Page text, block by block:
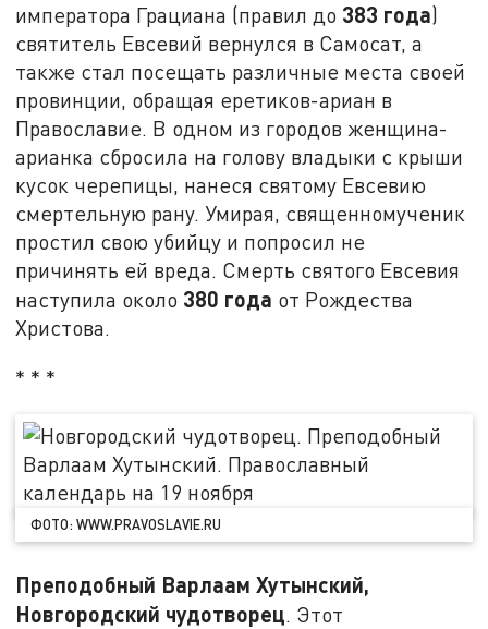
императора Грациана (правил до 383 года)
святитель Евсевий вернулся в Самосат, а
также стал посещать различные места своей
провинции, обращая еретиков-ариан в
Православие. В одном из городов женщина-
арианка сбросила на голову владыки с крыши
кусок черепицы, нанеся святому Евсевию
смертельную рану. Умирая, священномученик
простил свою убийцу и попросил не
причинять ей вреда. Смерть святого Евсевия
наступила около 380 года от Рождества
Христова.
* * *
ФОТО: WWW.PRAVOSLAVIE.RU
Преподобный Варлаам Хутынский,
Новгородский чудотворец. Этот